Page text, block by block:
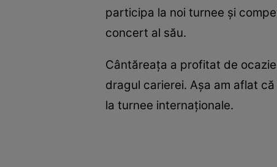
participa la noi turnee și
concert al său.
Cântăreața a profitat de
dragul carierei. Așa am aflat
la turnee internaționale.